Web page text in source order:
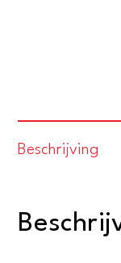
Beschrijving